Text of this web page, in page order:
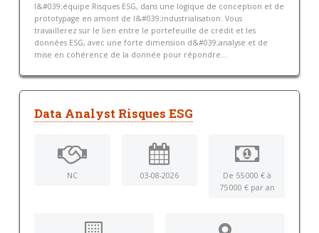
l&#039;équipe Risques ESG, dans une logique de conception et de
prototypage en amont de l&#039;industrialisation. Vous
travaillerez sur le lien entre le portefeuille de crédit et les
données ESG, avec une forte dimension d&#039;analyse et de
mise en cohérence de la donnée pour répondre...
Data Analyst Risques ESG
NC 03-08-2026
De 55 000 € à
75 000 € par an